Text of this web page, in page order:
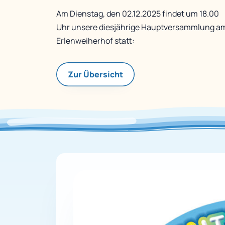
Am Dienstag, den 02.12.2025 findet um 18.00
Uhr unsere diesjährige Hauptversammlung
Erlenweiherhof statt:
Zur Übersicht